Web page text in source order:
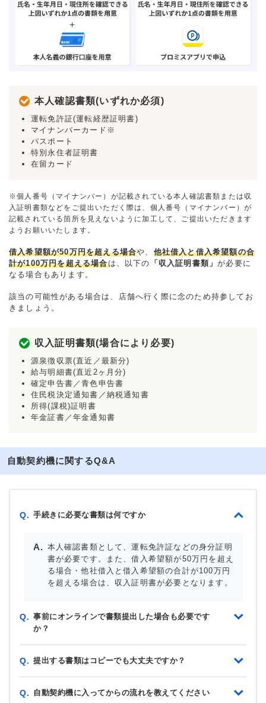
本人確認書類(いずれか必須)
運転免許証(運転経歴証明書)
マイナンバーカード※
パスポート
特別永住者証明書
在留カード
※個人番号（マイナンバー）が記載されている本人確認書類または収
入証明書類などをご提出いただく際は、個人番号（マイナンバー）が
記載されている箇所を見えないように加工して、ご提出いただきます
ようお願いいたします。
借入希望額が50万円を超える場合や、 他社借入と借入希望額の合
計が100万円を超える場合は、以下の 「収入証明書類」が必要に
なる場合もあります。
該当の可能性がある場合は、店舗へ行く際に念のため持参してお
きましょう。
収入証明書類(場合により必要)
源泉徴収票(直近／最新分)
給与明細書(直近2ヶ月分)
確定申告書／青色申告書
住民税決定通知書／納税通知書
所得(課税)証明書
年金証書／年金通知書
自動契約機に関するQ&A
Q. 手続きに必要な書類は何ですか
本人確認書類として、運転免許証などの身分証明
書が必要です。また、借入希望額が50万円を超え
る場合・他社借入と借入希望額の合計が100万円
を超える場合は、収入証明書が必要となります。
Q. 事前にオンラインで書類提出した場合も必要です
か？
Q. 提出する書類はコピーでも大丈夫ですか？
Q. 自動契約機に入ってからの流れを教えてください